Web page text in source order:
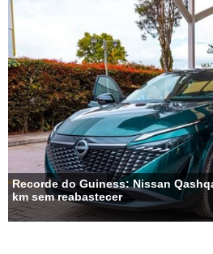
Recorde do Guiness: Nissan
km sem reabastecer